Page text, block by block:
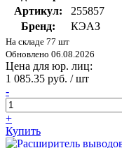
Артикул:
255857
Бренд:
КЭАЗ
На складе 77 шт
Обновлено 06.08.2026
Цена для юр. лиц:
1 085.35 руб. / шт
-
+
Купить